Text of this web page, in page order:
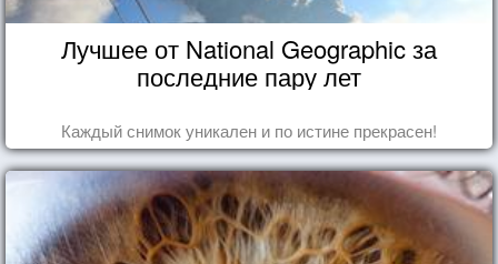
Лучшее от National Geographic за
последние пару лет
Каждый снимок уникален и по истине прекрасен!